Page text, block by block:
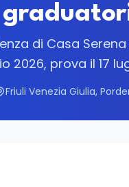
di Casa
2026, prova il 17
Friuli Venezia Giulia,